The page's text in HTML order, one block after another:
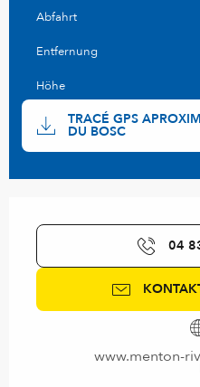
Praktische
Abfahrt
Entfernung
Höhe
Dokumentation
TRACÉ GPS
DU BOSC
04
www.menton-